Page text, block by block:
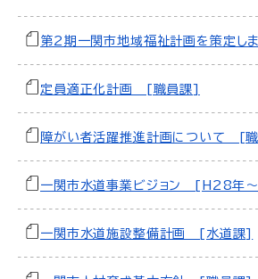
第2期一関市地域福祉計画を策定し
定員適正化計画 [職員課]
障がい者活躍推進計画について [
一関市水道事業ビジョン [H28年
一関市水道施設整備計画 [水道課]